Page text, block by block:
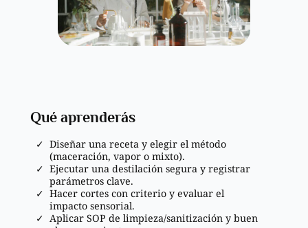
Qué aprenderás
Diseñar una receta y elegir el método
(maceración, vapor o mixto).
Ejecutar una destilación segura y registrar
parámetros clave.
Hacer cortes con criterio y evaluar el
impacto sensorial.
Aplicar SOP de limpieza/sanitización y buen